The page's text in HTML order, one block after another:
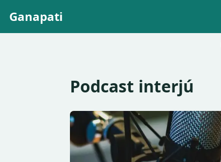
Ganapati
Podcast interjú